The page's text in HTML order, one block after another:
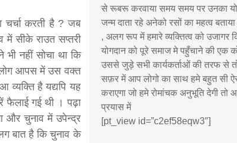
करती है ? जब
में सीके राउत सप्तरी
भी नहीं सोचा था कि
लोग आपस में उस वक्त
व्यक्ति है यद्यपि यह
फैलाई गई थी । पढ़ा
और चुनाव में उपेन्द्र
बात है कि चुनाव के
से रूबरू करवाया समय समय पर उनका
जन्म दाता रहे अनेको रसों का महत्व
, अलग रूप में हमारे व्यक्तित्व को उजागर
योगदान को पूरे समाज मे पहुँचाने की एक
उससे जुड़े सभी कार्यकर्ताओं की तरफ से
सफ़र में आप लोगो का साथ हमे बहुत सी
कराएगा जो हमे रोमांचक अनुभूति देगी तो
प्रयास में
[pt_view id=”c2ef58eqw3″]